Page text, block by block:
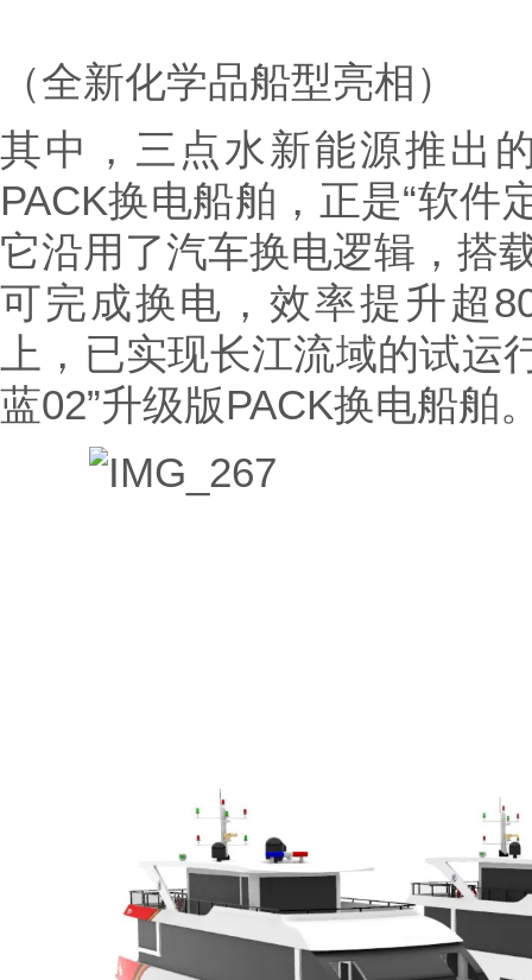
（全新化学品船型亮相）
其中，三点水新能源推出
PACK换电船舶，正是“软件
它沿用了汽车换电逻辑，搭
可完成换电，效率提升超
上，已实现长江流域的试运
蓝02”升级版PACK换电船舶